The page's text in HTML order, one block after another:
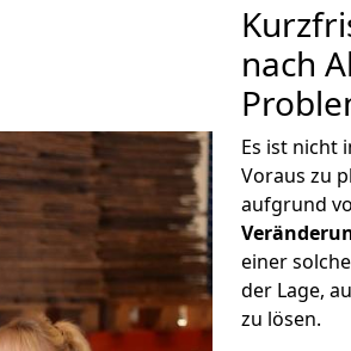
nach
Es ist nicht
Voraus zu
aufgrund
einer
der Lage,
zu lösen.